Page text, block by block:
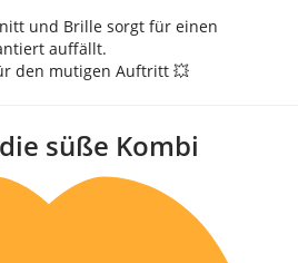
und Brille sorgt für einen
auffällt.
süße Kombi